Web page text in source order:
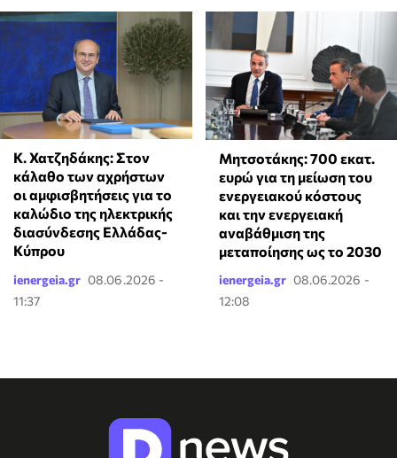
Κ. Χατζηδάκης: Στον
κάλαθο των αχρήστων
οι αμφισβητήσεις για το
καλώδιο της ηλεκτρικής
διασύνδεσης Ελλάδας-
Κύπρου
ienergeia.gr 08.06.2026 -
11:37
Μητσοτάκης: 700 εκατ.
ευρώ για τη μείωση του
ενεργειακού κόστους
και την ενεργειακή
αναβάθμιση της
μεταποίησης ως το 2030
ienergeia.gr 08.06.2026 -
12:08